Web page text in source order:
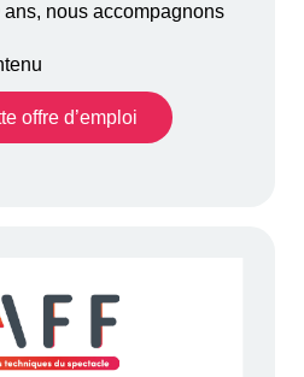
nous accompagnons
offre d’emploi